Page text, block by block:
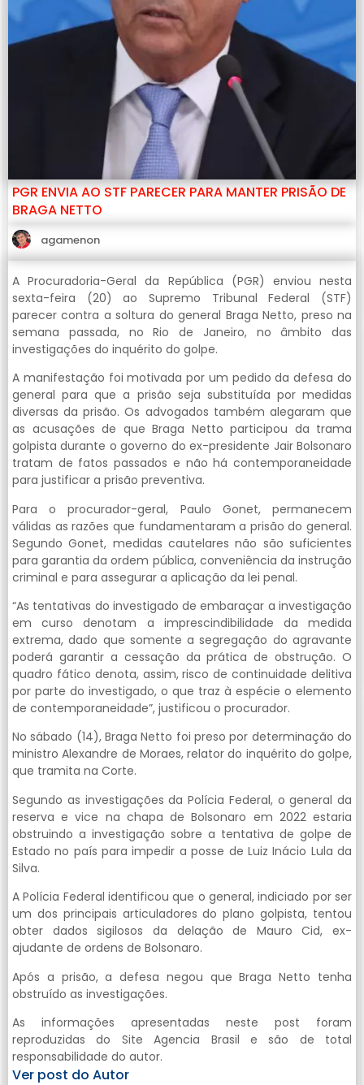
PGR ENVIA AO STF PARECER PARA MANTER PRISÃO DE
BRAGA NETTO
agamenon
A Procuradoria-Geral da República (PGR) enviou nesta
sexta-feira (20) ao Supremo Tribunal Federal (STF)
parecer contra a soltura do general Braga Netto, preso na
semana passada, no Rio de Janeiro, no âmbito das
investigações do inquérito do golpe.
A manifestação foi motivada por um pedido da defesa do
general para que a prisão seja substituída por medidas
diversas da prisão. Os advogados também alegaram que
as acusações de que Braga Netto participou da trama
golpista durante o governo do ex-presidente Jair Bolsonaro
tratam de fatos passados e não há contemporaneidade
para justificar a prisão preventiva.
Para o procurador-geral, Paulo Gonet, permanecem
válidas as razões que fundamentaram a prisão do general.
Segundo Gonet, medidas cautelares não são suficientes
para garantia da ordem pública, conveniência da instrução
criminal e para assegurar a aplicação da lei penal.
“As tentativas do investigado de embaraçar a investigação
em curso denotam a imprescindibilidade da medida
extrema, dado que somente a segregação do agravante
poderá garantir a cessação da prática de obstrução. O
quadro fático denota, assim, risco de continuidade delitiva
por parte do investigado, o que traz à espécie o elemento
de contemporaneidade”, justificou o procurador.
No sábado (14), Braga Netto foi preso por determinação do
ministro Alexandre de Moraes, relator do inquérito do golpe,
que tramita na Corte.
Segundo as investigações da Polícia Federal, o general da
reserva e vice na chapa de Bolsonaro em 2022 estaria
obstruindo a investigação sobre a tentativa de golpe de
Estado no país para impedir a posse de Luiz Inácio Lula da
Silva.
A Polícia Federal identificou que o general, indiciado por ser
um dos principais articuladores do plano golpista, tentou
obter dados sigilosos da delação de Mauro Cid, ex-
ajudante de ordens de Bolsonaro.
Após a prisão, a defesa negou que Braga Netto tenha
obstruído as investigações.
As informações apresentadas neste post foram
reproduzidas do Site Agencia Brasil e são de total
responsabilidade do autor.
Ver post do Autor